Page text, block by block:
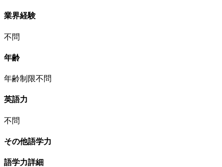
業界経験
不問
年齢
年齢制限不問
英語力
不問
その他語学力
語学力詳細